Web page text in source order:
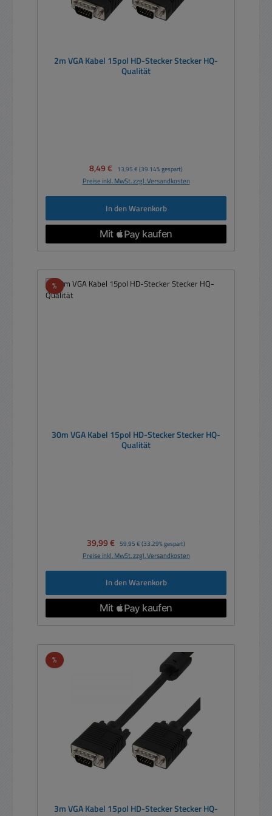
2m VGA Kabel 15pol HD-Stecker Stecker HQ-
Qualität
Verkaufspreis:
8,49 € Regulärer Preis:
13,95 € (39.14% gespart)
Preise inkl. MwSt. zzgl. Versandkosten
In den Warenkorb
%Rabatt
30m VGA Kabel 15pol HD-Stecker Stecker HQ-
Qualität
Verkaufspreis:
39,99 € Regulärer Preis:
59,95 € (33.29% gespart)
Preise inkl. MwSt. zzgl. Versandkosten
In den Warenkorb
%Rabatt
3m VGA Kabel 15pol HD-Stecker Stecker HQ-